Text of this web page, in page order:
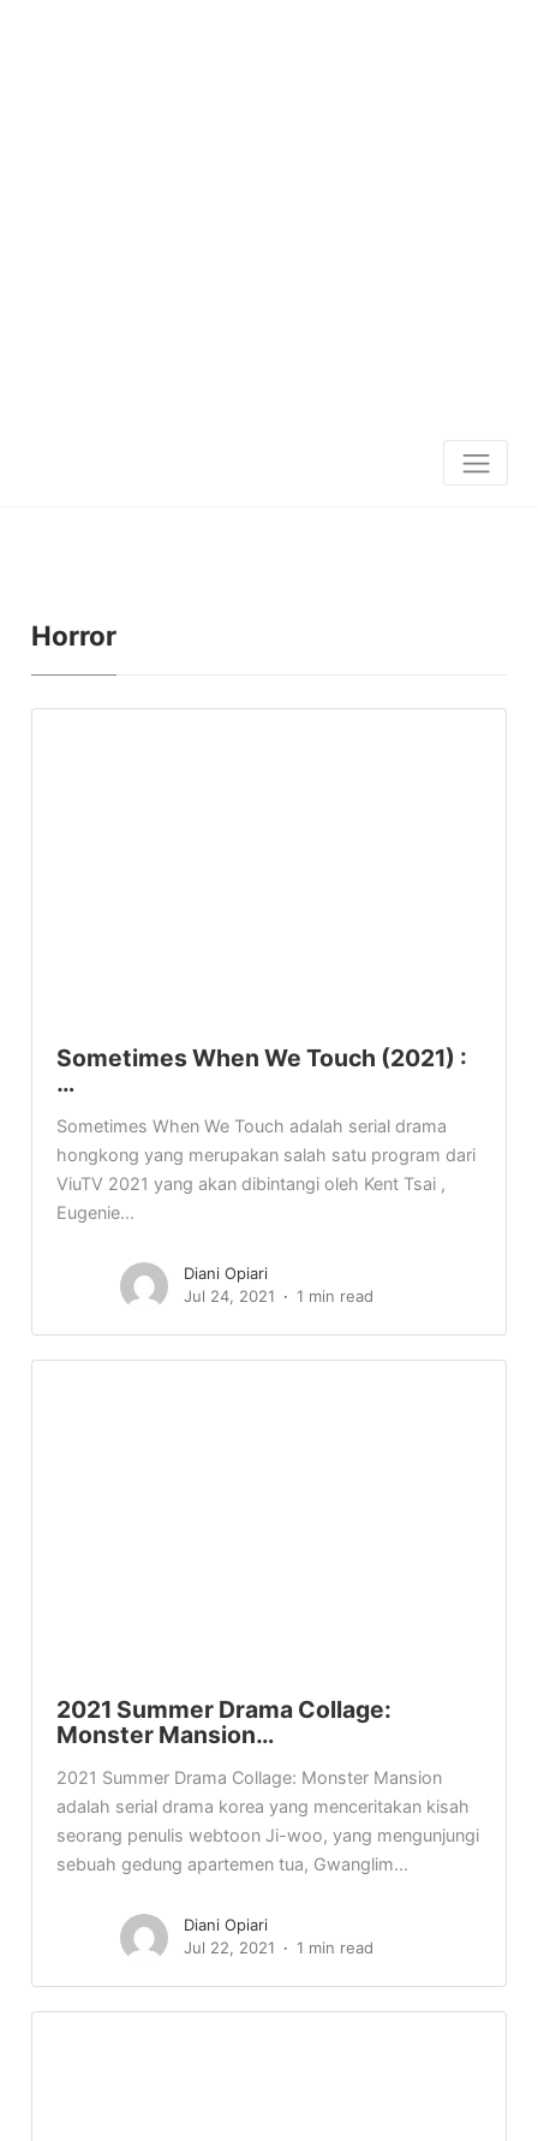
Horror
Sometimes When We Touch (2021) :
…
Sometimes When We Touch adalah serial drama
hongkong yang merupakan salah satu program dari
ViuTV 2021 yang akan dibintangi oleh Kent Tsai ,
Eugenie...
Diani Opiari
Jul 24, 2021
1 min read
2021 Summer Drama Collage:
Monster Mansion…
2021 Summer Drama Collage: Monster Mansion
adalah serial drama korea yang menceritakan kisah
seorang penulis webtoon Ji-woo, yang mengunjungi
sebuah gedung apartemen tua, Gwanglim...
Diani Opiari
Jul 22, 2021
1 min read